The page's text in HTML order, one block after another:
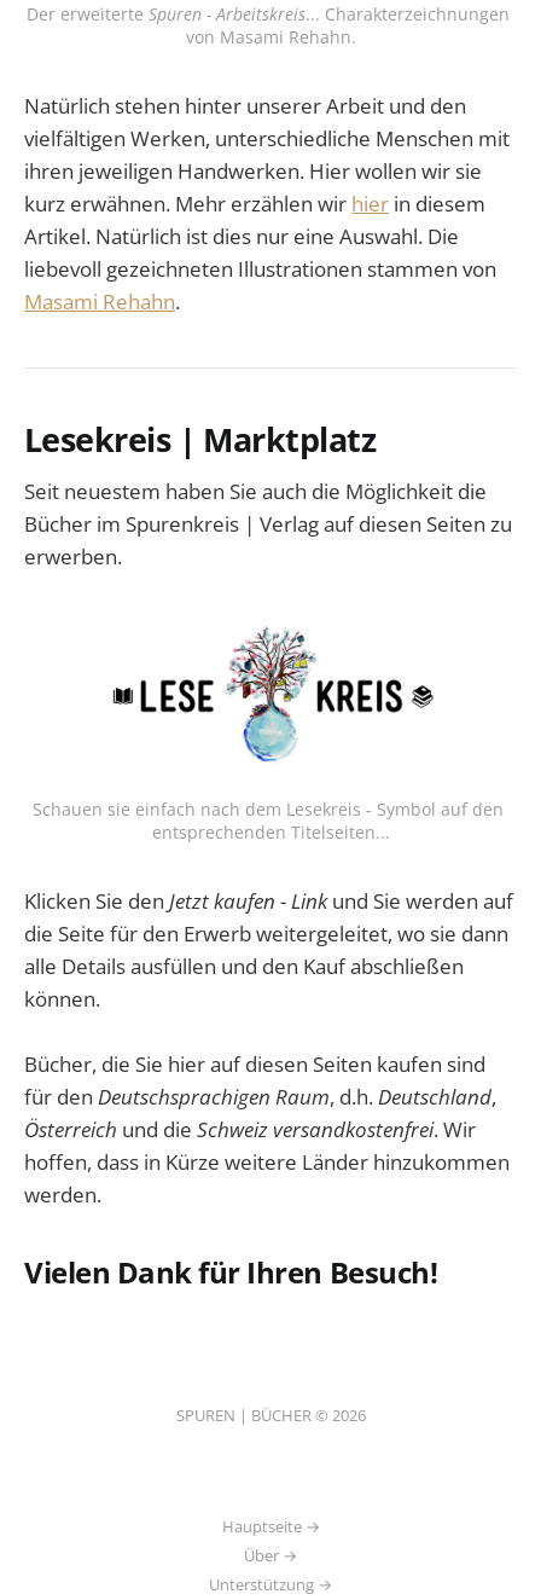
Der erweiterte Spuren - Arbeitskreis... Charakterzeichnungen
von Masami Rehahn.
Natürlich stehen hinter unserer Arbeit und den
vielfältigen Werken, unterschiedliche Menschen mit
ihren jeweiligen Handwerken. Hier wollen wir sie
kurz erwähnen. Mehr erzählen wir hier in diesem
Artikel. Natürlich ist dies nur eine Auswahl. Die
liebevoll gezeichneten Illustrationen stammen von
Masami Rehahn.
Lesekreis | Marktplatz
Seit neuestem haben Sie auch die Möglichkeit die
Bücher im Spurenkreis | Verlag auf diesen Seiten zu
erwerben.
Schauen sie einfach nach dem Lesekreis - Symbol auf den
entsprechenden Titelseiten...
Klicken Sie den Jetzt kaufen - Linkund Sie werden auf
die Seite für den Erwerb weitergeleitet, wo sie dann
alle Details ausfüllen und den Kauf abschließen
können.
Bücher, die Sie hier auf diesen Seiten kaufen sind
für den Deutschsprachigen Raum, d.h.Deutschland,
Österreich und die Schweizversandkostenfrei. Wir
hoffen, dass in Kürze weitere Länder hinzukommen
werden.
Vielen Dank für Ihren Besuch!
SPUREN | BÜCHER © 2026
Hauptseite →
Über →
Unterstützung →